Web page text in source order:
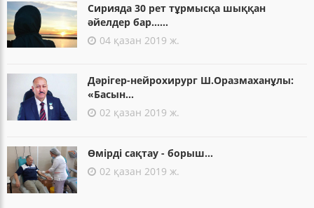
Сирияда 30 рет тұрмысқа шыққан
әйелдер бар......
04 қазан 2019 ж.
Дәрігер-нейрохирург Ш.Оразмаханұлы:
«Басын...
02 қазан 2019 ж.
Өмірді сақтау - борыш...
02 қазан 2019 ж.